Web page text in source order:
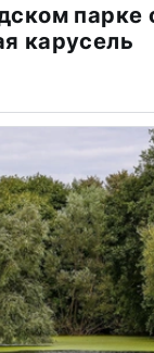
парке
карусель